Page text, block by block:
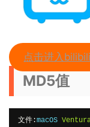
点击进入
MD5值
文件:macOS